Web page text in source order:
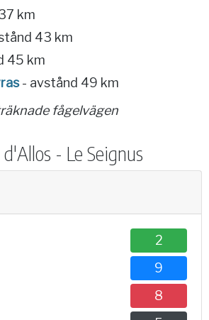
km
43 km
45 km
- avstånd 49 km
fågelvägen
- Le Seignus
2
9
8